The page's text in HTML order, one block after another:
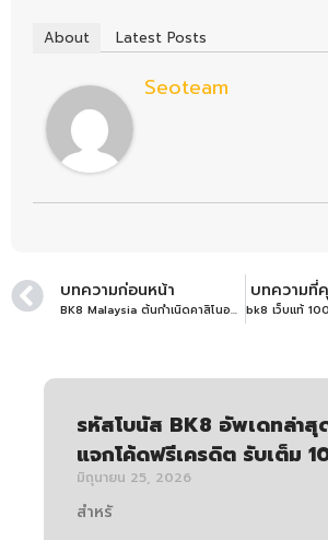
About Latest Posts
Seoteam
บทความก่อนหน้า
BK8 Malaysia ต้นกำเนิดคาสิโนออนไลน์อันดับ 1 แห่งเอเชีย
บทความที่
รหัสโบนัส BK8 อัพเดทล่า
แจกโค้ดฟรีเครดิต รับเต็ม
มิถุนายน 25, 2026
สำหรั